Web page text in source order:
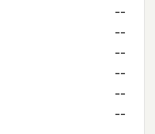
--
--
--
--
--
--